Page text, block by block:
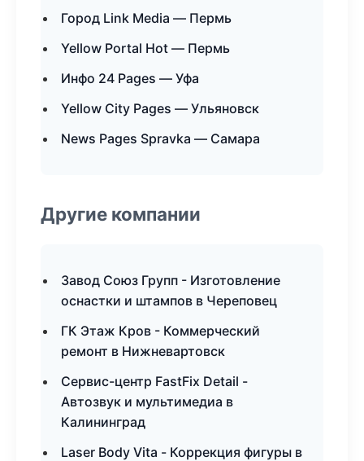
Город Link Media — Пермь
Yellow Portal Hot — Пермь
Инфо 24 Pages — Уфа
Yellow City Pages — Ульяновск
News Pages Spravka — Самара
Другие компании
Завод Союз Групп - Изготовление
оснастки и штампов в Череповец
ГК Этаж Кров - Коммерческий
ремонт в Нижневартовск
Сервис-центр FastFix Detail -
Автозвук и мультимедиа в
Калининград
Laser Body Vita - Коррекция фигуры в